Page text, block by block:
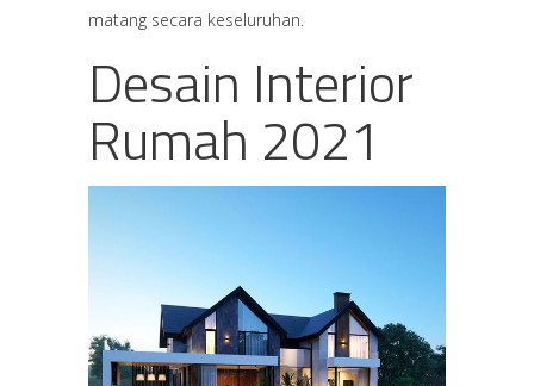
matang secara keseluruhan.
Desain Interior
Rumah 2021